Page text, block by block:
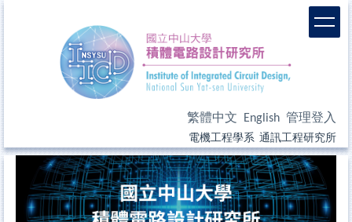
繁體中文 English 管理登入
電機工程學系 通訊工程研究所